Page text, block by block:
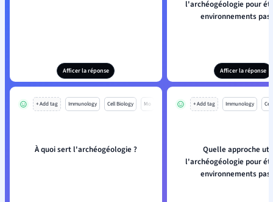
Afficer la réponse
l'archéogéologie pour
environnements
Afficer la réponse
+ Add tag Immunology Cell Biology Mo
À quoi sert l'archéogéologie ?
+ Add tag Immunology
Quelle approche
l'archéogéologie pour
environnements